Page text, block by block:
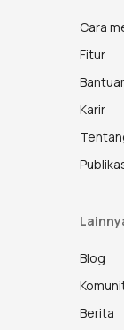
Cara
Fitur
Karir
Blog
Berita